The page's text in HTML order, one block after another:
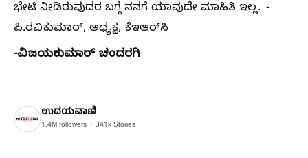
ಭೇಟಿ ನೀಡಿರುವುದರ ಬಗ್ಗೆ ನನಗೆ ಯಾವುದೇ ಮಾಹಿತಿ ಇಲ್ಲ. -
ಪಿ.ರವಿಕುಮಾರ್‌, ಅಧ್ಯಕ್ಷ, ಕೆಇಆರ್‌ಸಿ
-ವಿಜಯಕುಮಾರ್ ಚಂದರಗಿ
ಉದಯವಾಣಿ
1.4M followers 341k Stories